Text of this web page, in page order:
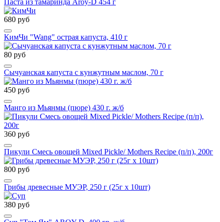
680 руб
КимЧи "Wang" острая капуста, 410 г
80 руб
Сычуанская капуста с кунжутным маслом, 70 г
450 руб
Манго из Мьянмы (пюре) 430 г. ж/б
360 руб
Пикули Смесь овощей Mixed Pickle/ Mothers Recipe (п/п), 200г
800 руб
Грибы древесные МУЭР, 250 г (25г х 10шт)
380 руб